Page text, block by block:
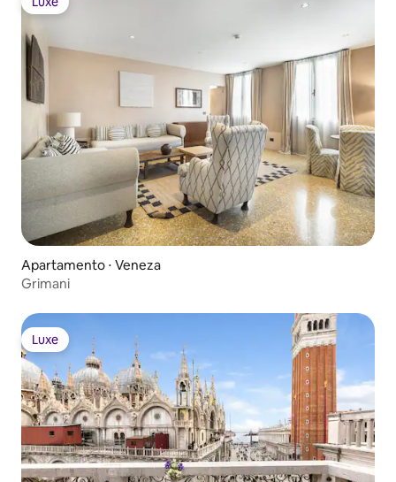
Luxe
Apartamento ⋅ Veneza
Grimani
Luxe
Luxe